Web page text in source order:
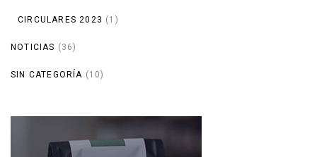
CIRCULARES 2023 (1)
NOTICIAS (36)
SIN CATEGORÍA (10)